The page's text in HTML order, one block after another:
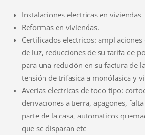
Instalaciones electricas en viviendas.
Reformas en viviendas.
Certificados electricos: ampliaciones
de luz, reducciones de su tarifa de
para una redución en su factura de
tensión de trifasica a monófasica y
Averías electricas de todo tipo:
derivaciones a tierra, apagones,
parte de la casa, automaticos
que se disparan etc.